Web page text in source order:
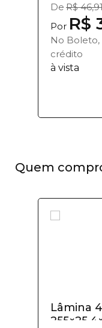
De R$
Por R$
No Boleto,
crédito
à vista
Quem
Lâmina